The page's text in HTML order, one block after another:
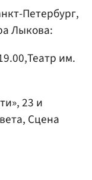
Петербург,
Лыкова:
им.
23 и
Сцена